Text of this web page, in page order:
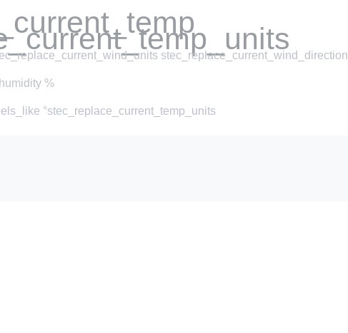
stec_replace_current_wind_direction
%
°stec_replace_current_temp_units